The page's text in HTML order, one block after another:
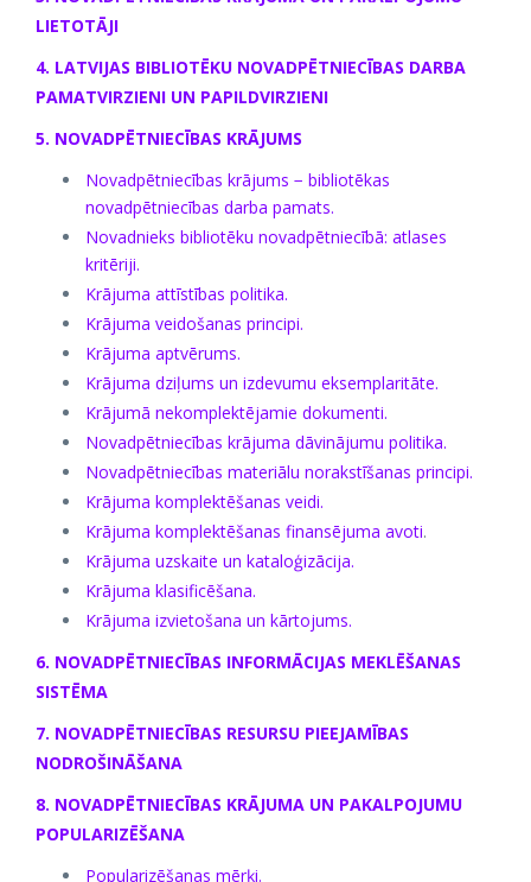
LIETOTĀJI
4. LATVIJAS BIBLIOTĒKU NOVADPĒTNIECĪBAS DARBA
PAMATVIRZIENI UN PAPILDVIRZIENI
5. NOVADPĒTNIECĪBAS KRĀJUMS
Novadpētniecības krājums − bibliotēkas
novadpētniecības darba pamats.
Novadnieks bibliotēku novadpētniecībā: atlases
kritēriji.
Krājuma attīstības politika.
Krājuma veidošanas principi.
Krājuma aptvērums.
Krājuma dziļums un izdevumu eksemplaritāte.
Krājumā nekomplektējamie dokumenti.
Novadpētniecības krājuma dāvinājumu politika.
Novadpētniecības materiālu norakstīšanas principi.
Krājuma komplektēšanas veidi.
Krājuma komplektēšanas finansējuma avoti.
Krājuma uzskaite un kataloģizācija.
Krājuma klasificēšana.
Krājuma izvietošana un kārtojums.
6. NOVADPĒTNIECĪBAS INFORMĀCIJAS MEKLĒŠANAS
SISTĒMA
7. NOVADPĒTNIECĪBAS RESURSU PIEEJAMĪBAS
NODROŠINĀŠANA
8. NOVADPĒTNIECĪBAS KRĀJUMA UN PAKALPOJUMU
POPULARIZĒŠANA
Popularizēšanas mērķi.